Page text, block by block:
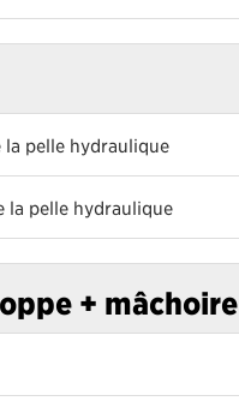
la pelle hydraulique
la pelle hydraulique
+ mâchoire